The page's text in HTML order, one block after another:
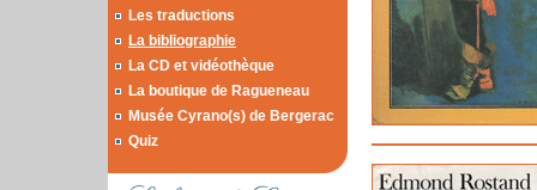
Les traductions
La bibliographie
La CD et vidéothèque
La boutique de Ragueneau
Musée Cyrano(s) de Bergerac
Quiz